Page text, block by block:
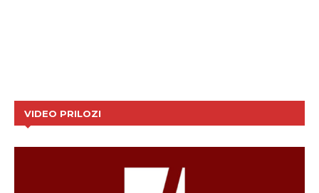
VIDEO PRILOZI